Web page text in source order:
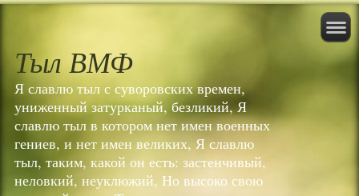
Тыл ВМФ
Я славлю тыл с суворовских времен,
униженный затурканый, безликий, Я
славлю тыл в котором нет имен военных
гениев, и нет имен великих, Я славлю
тыл, таким, какой он есть: застенчивый,
неловкий, неуклюжий, Но высоко свою